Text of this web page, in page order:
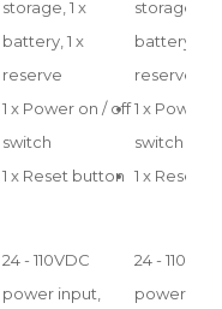
storage, 1 x
battery, 1 x
reserve
storage, 1 x
battery, 1 x
reserve
1 x Power on / off
switch
1 x Reset button
1 x Power
switch
1 x Reset
24 - 110VDC
power input,
24 - 110VDC
power